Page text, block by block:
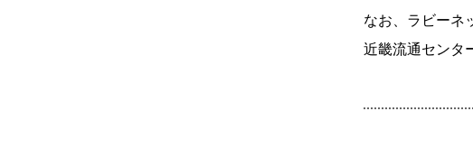
なお、ラビーネ
近畿流通センタ